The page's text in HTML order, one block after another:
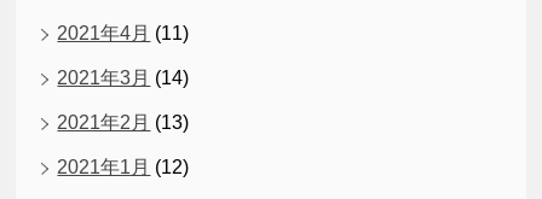
2021年4月 (11)
2021年3月 (14)
2021年2月 (13)
2021年1月 (12)